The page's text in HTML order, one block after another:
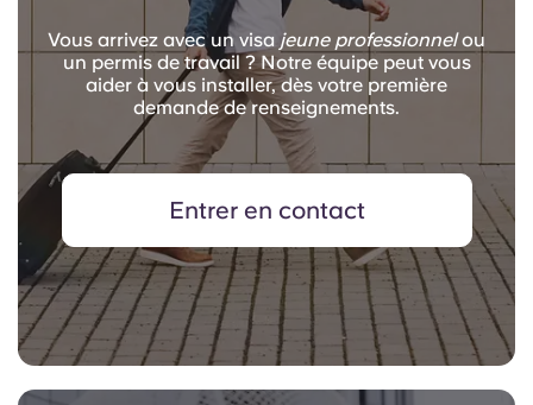
Vous arrivez avec un visa jeune professionnelou
un permis de travail ? Notre équipe peut vous
aider à vous installer, dès votre première
demande de renseignements.
Entrer en contact